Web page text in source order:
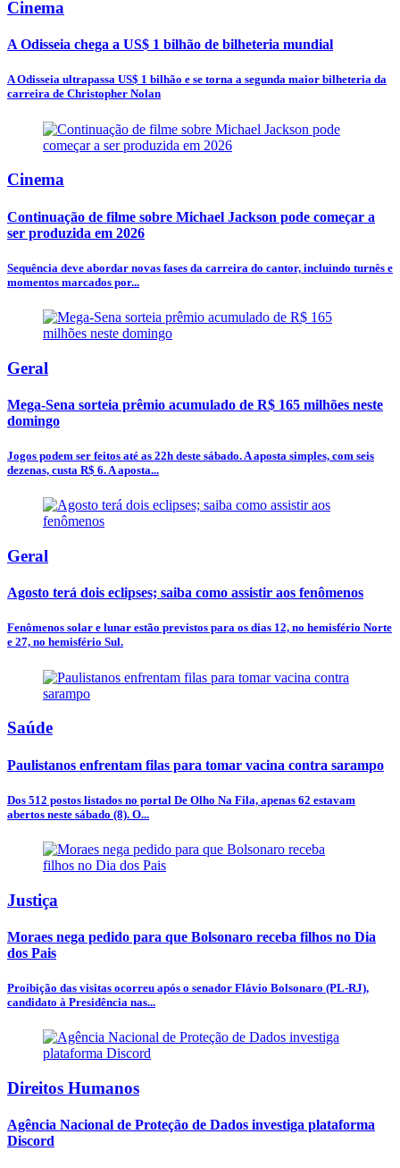
Cinema
A Odisseia chega a US$ 1 bilhão de bilheteria mundial
A Odisseia ultrapassa US$ 1 bilhão e se torna a segunda maior bilheteria da
carreira de Christopher Nolan
Cinema
Continuação de filme sobre Michael Jackson pode começar a
ser produzida em 2026
Sequência deve abordar novas fases da carreira do cantor, incluindo turnês e
momentos marcados por...
Geral
Mega-Sena sorteia prêmio acumulado de R$ 165 milhões neste
domingo
Jogos podem ser feitos até as 22h deste sábado. A aposta simples, com seis
dezenas, custa R$ 6. A aposta...
Geral
Agosto terá dois eclipses; saiba como assistir aos fenômenos
Fenômenos solar e lunar estão previstos para os dias 12, no hemisfério Norte
e 27, no hemisfério Sul.
Saúde
Paulistanos enfrentam filas para tomar vacina contra sarampo
Dos 512 postos listados no portal De Olho Na Fila, apenas 62 estavam
abertos neste sábado (8). O...
Justiça
Moraes nega pedido para que Bolsonaro receba filhos no Dia
dos Pais
Proibição das visitas ocorreu após o senador Flávio Bolsonaro (PL-RJ),
candidato à Presidência nas...
Direitos Humanos
Agência Nacional de Proteção de Dados investiga plataforma
Discord